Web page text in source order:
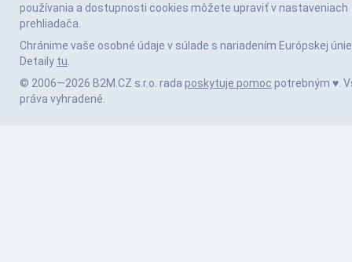
používania a dostupnosti cookies môžete upraviť v nastaveniach
prehliadača.
Chránime vaše osobné údaje v súlade s nariadením Európskej únie
Detaily tu.
© 2006—2026 B2M.CZ s.r.o. rada poskytuje pomoc potrebným ♥️.
práva vyhradené.